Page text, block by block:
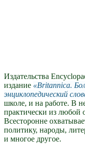
Издательства
издание
Britannica.
энциклопедический
школе, и на работе. В
практически из любой
Всесторонне
политику, народы,
и многое другое.